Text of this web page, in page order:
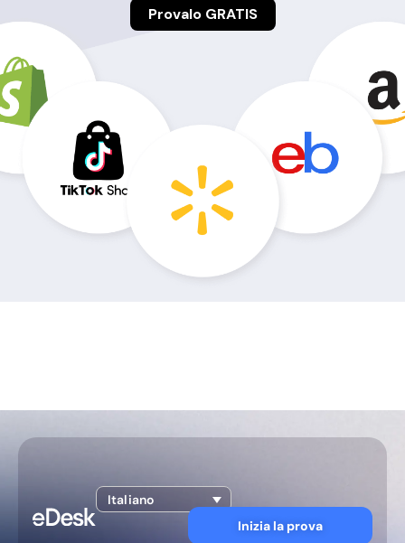
Provalo GRATIS
Italiano
Inizia la prova